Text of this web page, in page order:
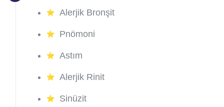
Alerjik Bronşit
Pnömoni
Astım
Alerjik Rinit
Sinüzit